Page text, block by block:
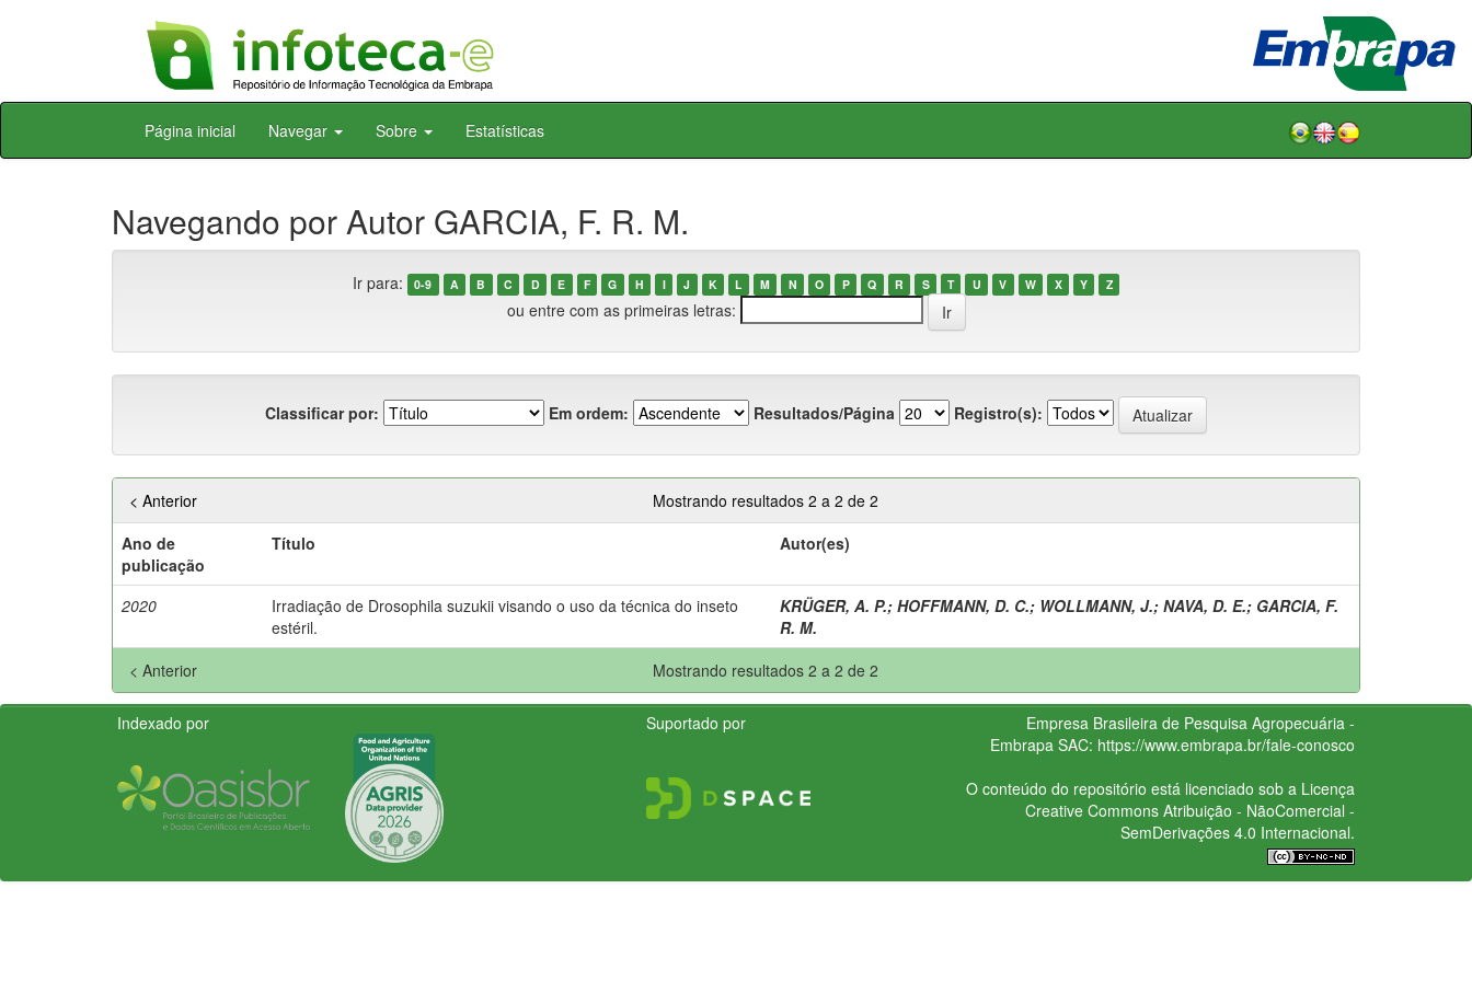
Skip
Página inicial Navegar Sobre Estatísticas
Navegando por Autor GARCIA, F. R. M.
Ir para: 0-9 A B C D E F G H I J K L M N O P Q R S T U V W X Y Z
ou entre com as primeiras letras:
Classificar por: Em ordem: Resultados/Página Registro(s):
Mostrando resultados 2 a 2 de 2
< Anterior
Ano de
publicação
Título Autor(es)
2020
Irradiação de Drosophila suzukii visando o uso da técnica do inseto
estéril.
KRÜGER, A. P.; HOFFMANN, D. C.; WOLLMANN, J.; NAVA, D. E.; GARCIA, F.
R. M.
Mostrando resultados 2 a 2 de 2
< Anterior
Indexado por Suportado por
Empresa Brasileira de Pesquisa Agropecuária -
Embrapa SAC: https://www.embrapa.br/fale-conosco
O conteúdo do repositório está licenciado sob a Licença
Creative CommonsAtribuição - NãoComercial -
SemDerivações 4.0 Internacional.